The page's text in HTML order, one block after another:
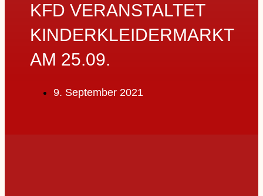
KFD VERANSTALTET
KINDERKLEIDERMARKT
AM 25.09.
9. September 2021